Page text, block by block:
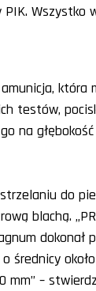
Wszystko
amunicja,
testów,
na
do
blachą.
średnicy
mm” –